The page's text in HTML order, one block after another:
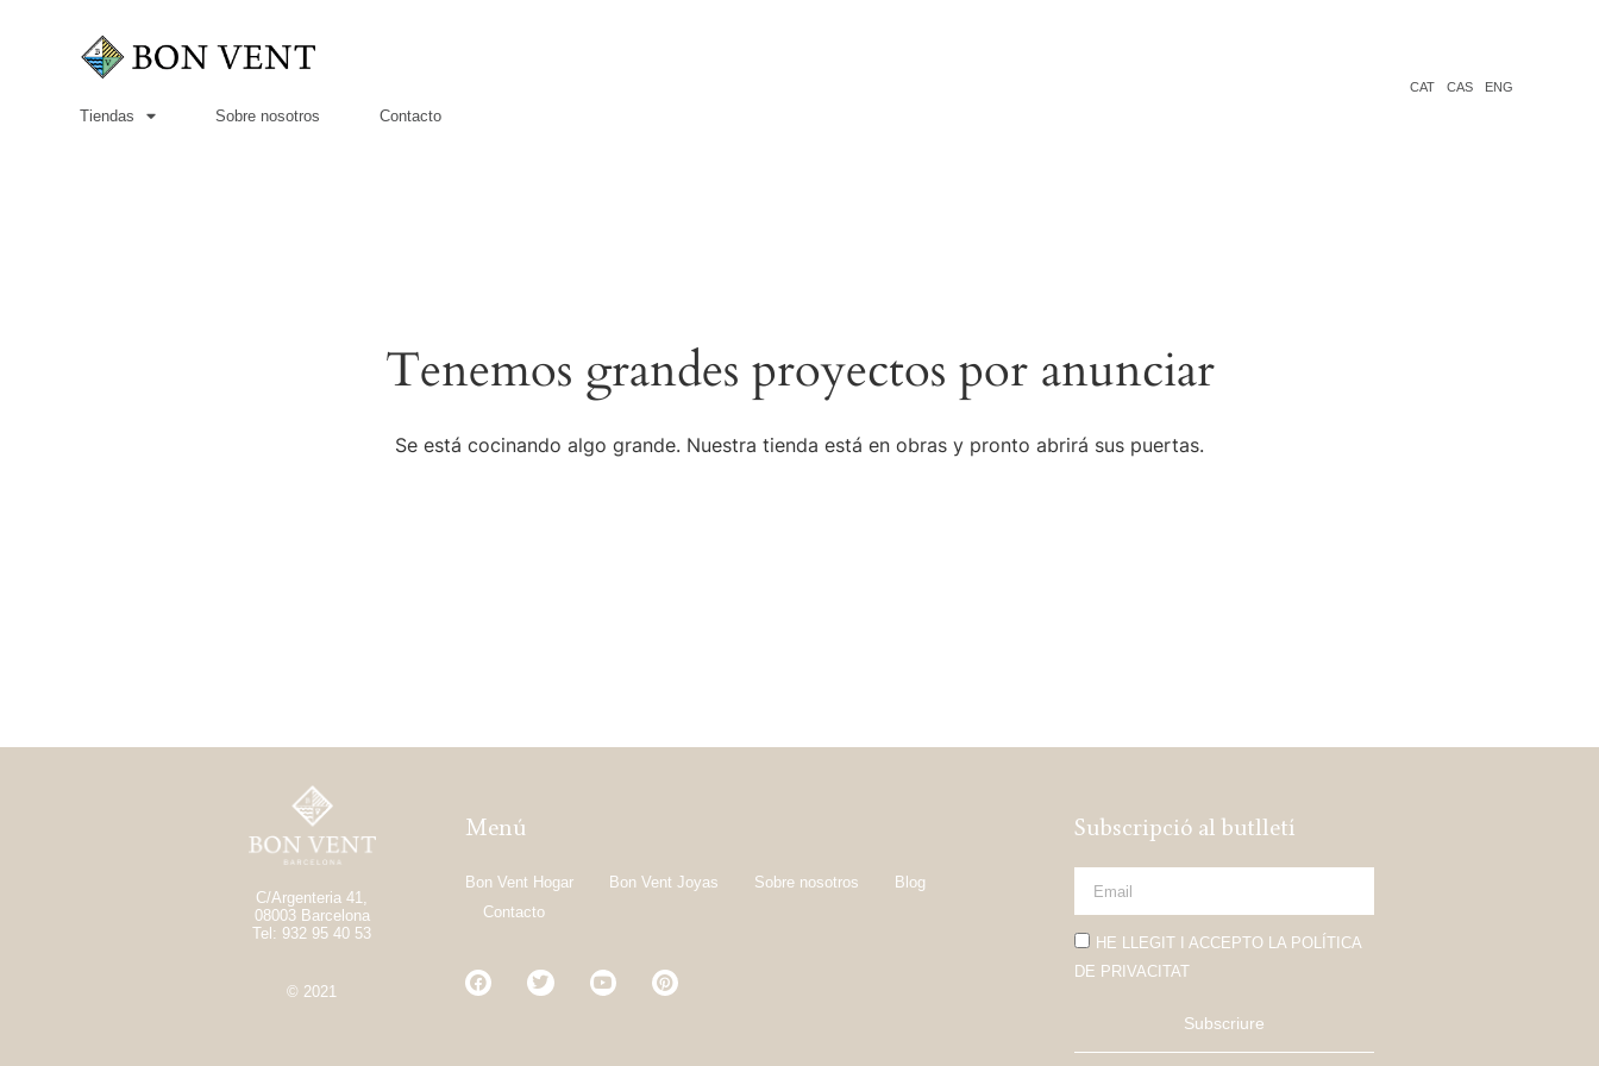
Tiendas Sobre nosotros Contacto
CAT CAS ENG
Tenemos grandes proyectos por anunciar
Se está cocinando algo grande. Nuestra tienda está en obras y pronto abrirá sus puertas.
C/Argenteria 41,
08003 Barcelona
Tel: 932 95 40 53
© 2021
Menú
Bon Vent Hogar Bon Vent Joyas Sobre nosotros
Blog
Contacto
Subscripció al butlletí
HE LLEGIT I ACCEPTO LA POLÍTICA
DE PRIVACITAT
Subscriure